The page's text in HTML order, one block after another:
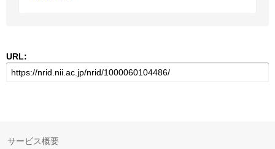
URL:
サービス概要